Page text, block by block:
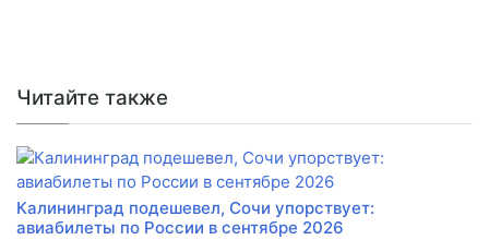
Читайте также
Калининград подешевел, Сочи упорствует:
авиабилеты по России в сентябре 2026